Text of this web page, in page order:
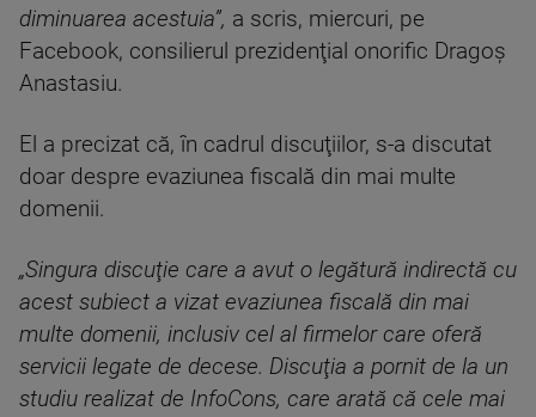
diminuarea acestuia”, a scris, miercuri, pe
Facebook, consilierul prezidenţial onorific Dragoş
Anastasiu.
El a precizat că, în cadrul discuţiilor, s-a discutat
doar despre evaziunea fiscală din mai multe
domenii.
„Singura discuţie care a avut o legătură indirectă cu
acest subiect a vizat evaziunea fiscală din mai
multe domenii, inclusiv cel al firmelor care oferă
servicii legate de decese. Discuţia a pornit de la un
studiu realizat de InfoCons, care arată că cele mai